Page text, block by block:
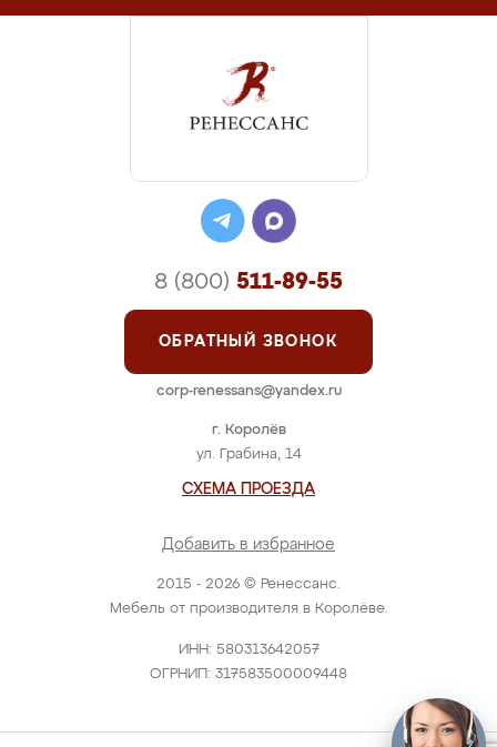
2015 - 2026 © Ренессанс.
Мебель от производителя в Королёве.
ИНН: 580313642057
ОГРНИП: 317583500009448
г. Королёв
ул. Грабина, 14
СХЕМА ПРОЕЗДА
Добавить в избранное
8 (800) 511-89-55
ОБРАТНЫЙ ЗВОНОК
corp-renessans@yandex.ru